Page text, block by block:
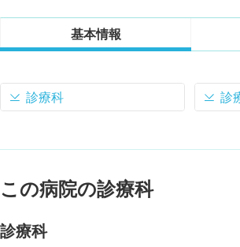
基本情報
診療科 診
この病院の診療科
診療科